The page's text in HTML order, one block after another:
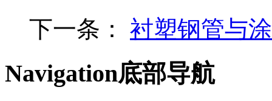
下一条： 衬塑钢管与
Navigation底部导航